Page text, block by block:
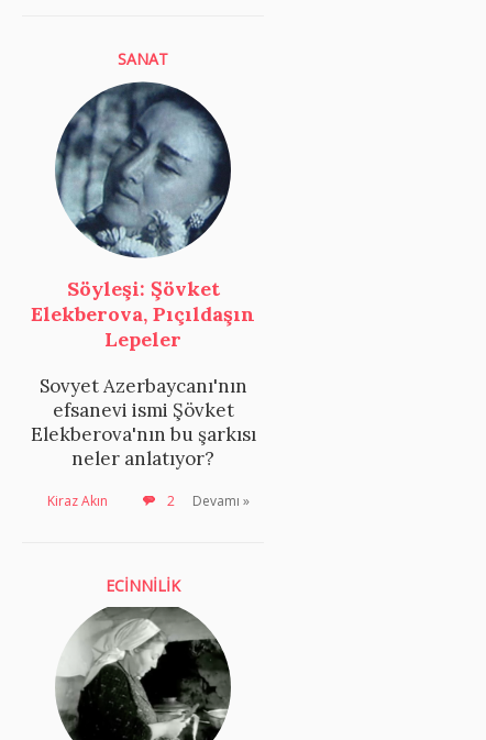
SANAT
Söyleşi: Şövket
Elekberova, Pıçıldaşın
Lepeler
Sovyet Azerbaycanı'nın
efsanevi ismi Şövket
Elekberova'nın bu şarkısı
neler anlatıyor?
Kiraz Akın 2 Devamı »
ECİNNİLİK